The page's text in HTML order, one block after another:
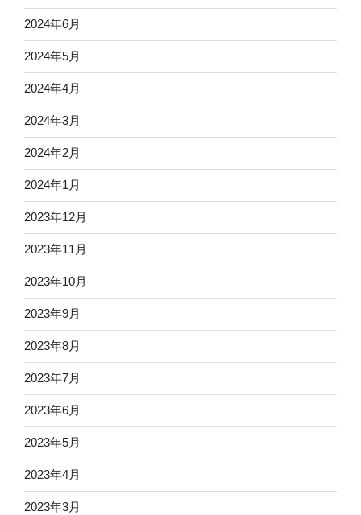
2024年6月
2024年5月
2024年4月
2024年3月
2024年2月
2024年1月
2023年12月
2023年11月
2023年10月
2023年9月
2023年8月
2023年7月
2023年6月
2023年5月
2023年4月
2023年3月